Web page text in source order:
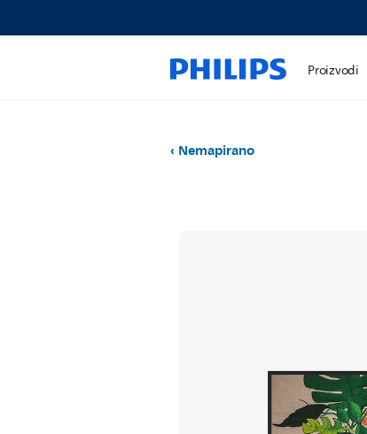
Proizvodi
Nemapirano